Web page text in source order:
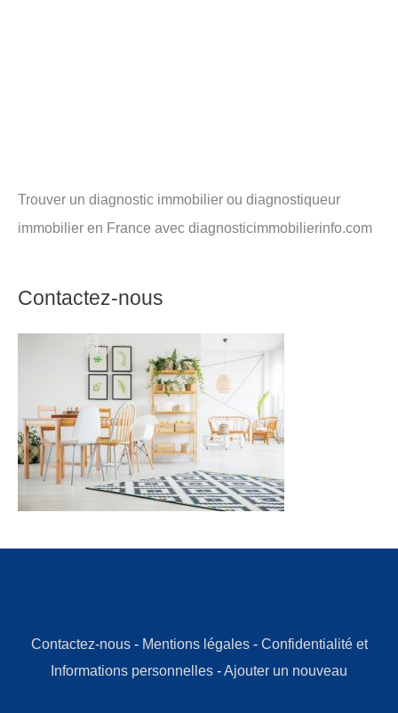
Trouver un diagnostic immobilier ou diagnostiqueur
immobilier en France avec diagnosticimmobilierinfo.com
Contactez-nous
Contactez-nous- Mentions légales- Confidentialité et
Informations personnelles -Ajouter un nouveau